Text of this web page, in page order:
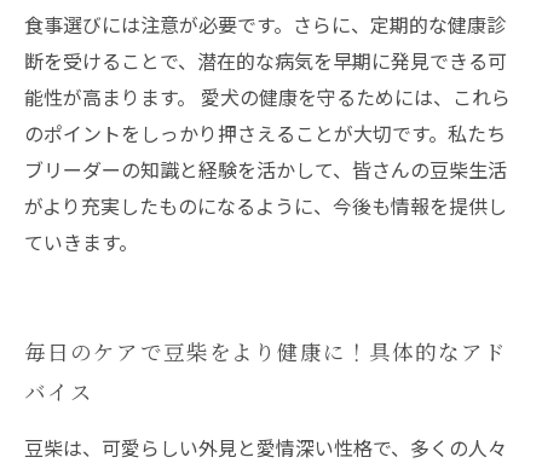
食事選びには注意が必要です。さらに、定期的な健康診
断を受けることで、潜在的な病気を早期に発見できる可
能性が高まります。 愛犬の健康を守るためには、これら
のポイントをしっかり押さえることが大切です。私たち
ブリーダーの知識と経験を活かして、皆さんの豆柴生活
がより充実したものになるように、今後も情報を提供し
ていきます。
毎日のケアで豆柴をより健康に！具体的なアド
バイス
豆柴は、可愛らしい外見と愛情深い性格で、多くの人々